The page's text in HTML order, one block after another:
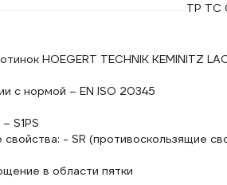
ТР ТС
HOEGERT TECHNIK KEMINITZ
с нормой – EN ISO 20345
S1PS
- SR (противоскользящие
в области пятки